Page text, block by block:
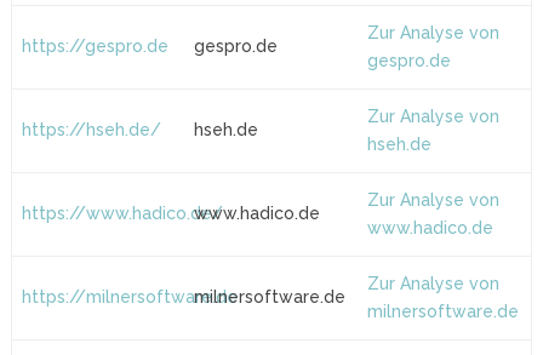
https://gespro.de gespro.de
Zur Analyse von
gespro.de
https://hseh.de/ hseh.de
Zur Analyse von
hseh.de
https://www.hadico.de/www.hadico.de
Zur Analyse von
www.hadico.de
https://milnersoftware.demilnersoftware.de
Zur Analyse von
milnersoftware.de